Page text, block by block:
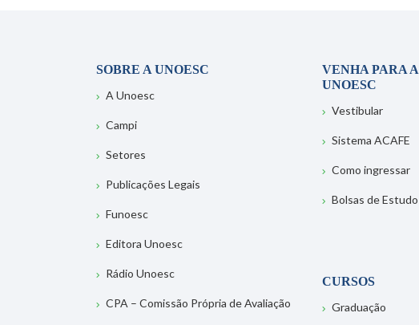
SOBRE A UNOESC
A Unoesc
Campi
Setores
Publicações Legais
Funoesc
Editora Unoesc
Rádio Unoesc
CPA – Comissão Própria de Avaliação
VENHA PARA A
UNOESC
Vestibular
Sistema ACAFE
Como ingressar
Bolsas de Estudo
CURSOS
Graduação